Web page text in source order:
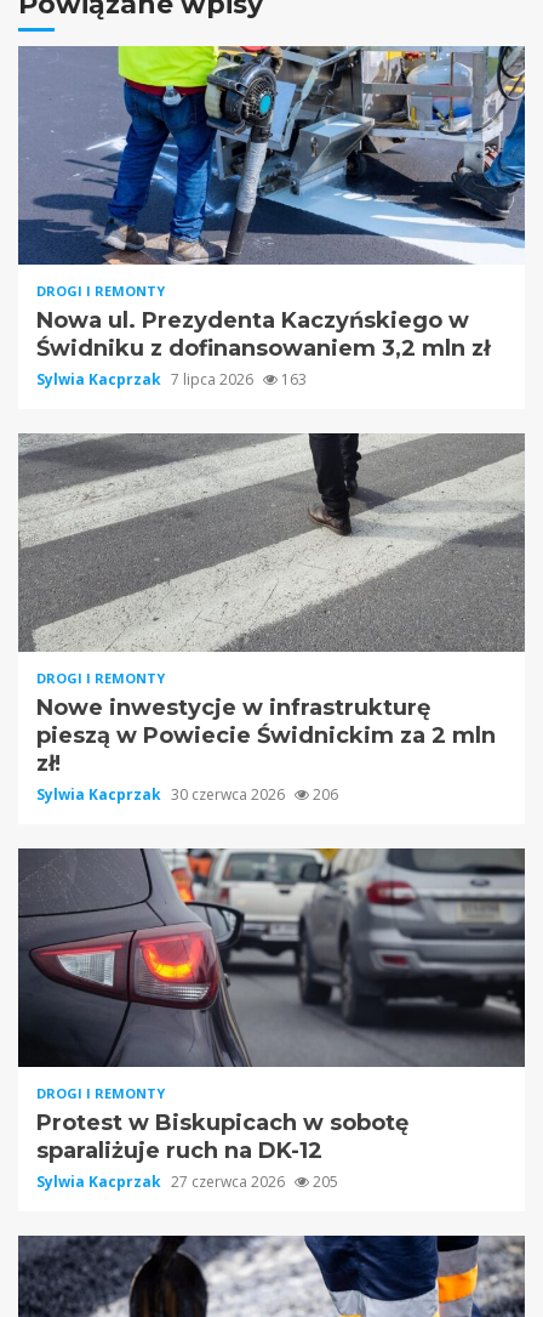
DROGI I REMONTY
Nowa ul. Prezydenta Kaczyńskiego w
Świdniku z dofinansowaniem 3,2 mln zł
Sylwia Kacprzak 7 lipca 2026 163
DROGI I REMONTY
Nowe inwestycje w infrastrukturę
pieszą w Powiecie Świdnickim za 2 mln
zł!
Sylwia Kacprzak 30 czerwca 2026 206
DROGI I REMONTY
Protest w Biskupicach w sobotę
sparaliżuje ruch na DK-12
Sylwia Kacprzak 27 czerwca 2026 205